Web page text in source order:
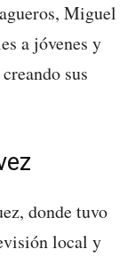
Miguel
a jóvenes y
sus
donde tuvo
local y